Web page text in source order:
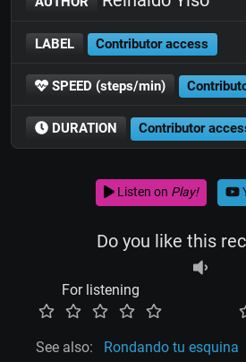
LABEL Contributor access
SPEED (steps/min)
DURATION Contributor
Listen on Play!
Do you like this
For listening
See also: Rondando tu esquina